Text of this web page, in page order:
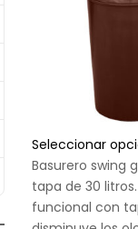
Seleccionar
Basurero swing
tapa de 30
funcional con